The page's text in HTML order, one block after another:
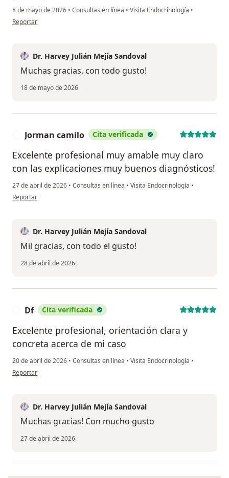
8 de mayo de 2026 • Consultas en línea • Visita Endocrinología •
en opinión del usuario GV
Reportar
Dr. Harvey Julián Mejía Sandoval
Muchas gracias, con todo gusto!
18 de mayo de 2026
Jorman camilo Cita verificada
Excelente profesional muy amable muy claro
con las explicaciones muy buenos diagnósticos!
27 de abril de 2026 • Consultas en línea • Visita Endocrinología •
en opinión del usuario Jorman camilo
Reportar
Dr. Harvey Julián Mejía Sandoval
Mil gracias, con todo el gusto!
28 de abril de 2026
Df Cita verificada
Excelente profesional, orientación clara y
concreta acerca de mi caso
20 de abril de 2026 • Consultas en línea • Visita Endocrinología •
en opinión del usuario Df
Reportar
Dr. Harvey Julián Mejía Sandoval
Muchas gracias! Con mucho gusto
27 de abril de 2026